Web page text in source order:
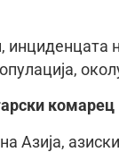
инциденцата
комарец
Азија,